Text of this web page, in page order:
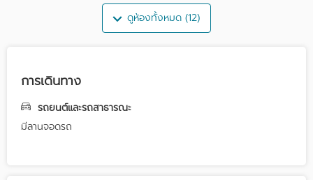
ดูห้องทั้งหมด (12)
การเดินทาง
รถยนต์และรถสาธารณะ
มีลานจอดรถ